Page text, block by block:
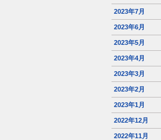
2023年7月
2023年6月
2023年5月
2023年4月
2023年3月
2023年2月
2023年1月
2022年12月
2022年11月